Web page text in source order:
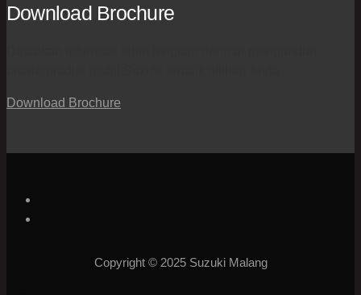
Download Brochure
Download Brochure
Copyright © 2025 Suzuki Malang